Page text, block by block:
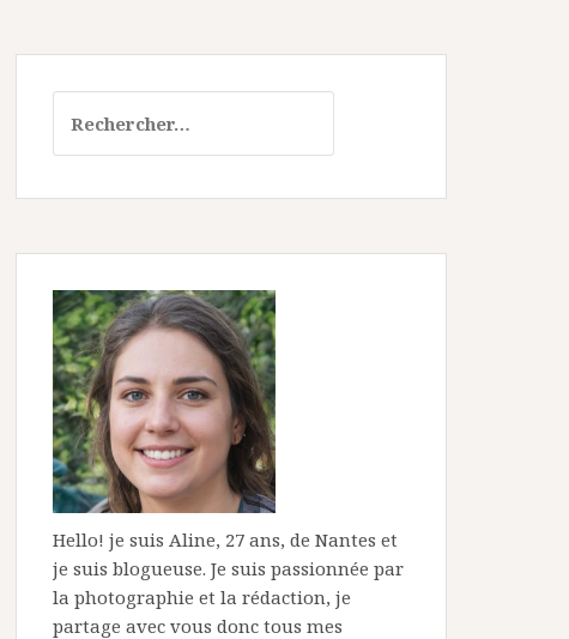
Hello! je suis Aline, 27 ans, de Nantes et
je suis blogueuse. Je suis passionnée par
la photographie et la rédaction, je
partage avec vous donc tous mes